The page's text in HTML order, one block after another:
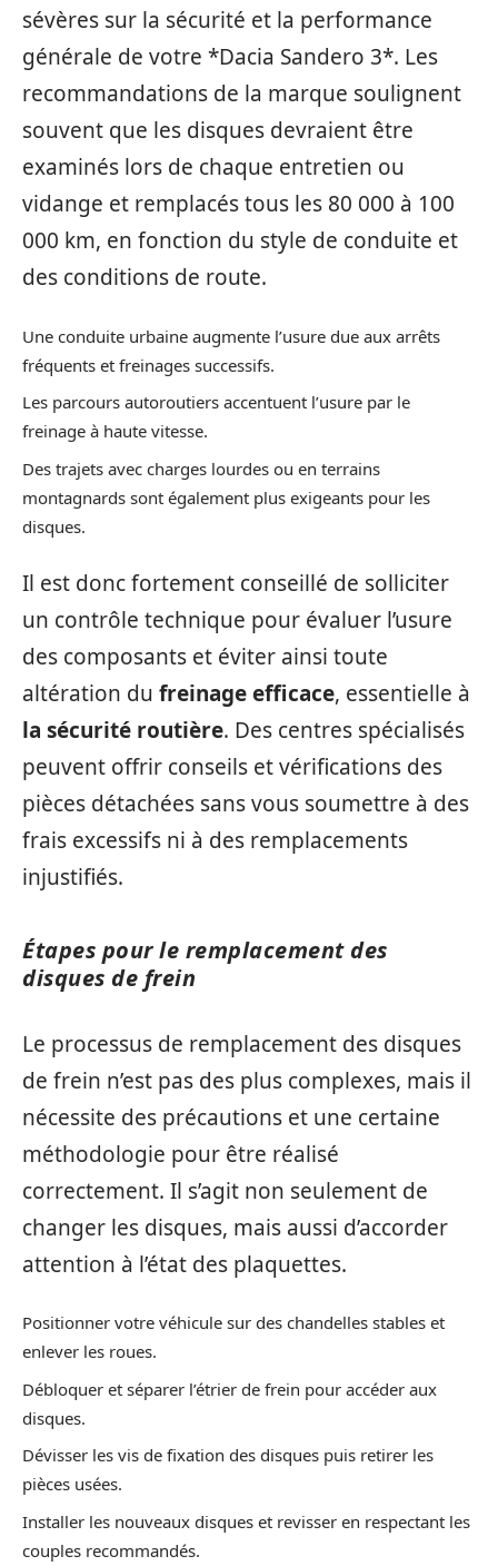
sévères sur la sécurité et la performance
générale de votre *Dacia Sandero 3*. Les
recommandations de la marque soulignent
souvent que les disques devraient être
examinés lors de chaque entretien ou
vidange et remplacés tous les 80 000 à 100
000 km, en fonction du style de conduite et
des conditions de route.
Une conduite urbaine augmente l’usure due aux arrêts
fréquents et freinages successifs.
Les parcours autoroutiers accentuent l’usure par le
freinage à haute vitesse.
Des trajets avec charges lourdes ou en terrains
montagnards sont également plus exigeants pour les
disques.
Il est donc fortement conseillé de solliciter
un contrôle technique pour évaluer l’usure
des composants et éviter ainsi toute
altération du freinage efficace, essentielle à
la sécurité routière. Des centres spécialisés
peuvent offrir conseils et vérifications des
pièces détachées sans vous soumettre à des
frais excessifs ni à des remplacements
injustifiés.
Étapes pour le remplacement des
disques de frein
Le processus de remplacement des disques
de frein n’est pas des plus complexes, mais il
nécessite des précautions et une certaine
méthodologie pour être réalisé
correctement. Il s’agit non seulement de
changer les disques, mais aussi d’accorder
attention à l’état des plaquettes.
Positionner votre véhicule sur des chandelles stables et
enlever les roues.
Débloquer et séparer l’étrier de frein pour accéder aux
disques.
Dévisser les vis de fixation des disques puis retirer les
pièces usées.
Installer les nouveaux disques et revisser en respectant les
couples recommandés.